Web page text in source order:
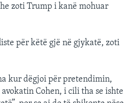
zoti Trump i kanë mohuar
për këtë gjë në gjykatë, zoti
kur dëgjoi për pretendimin,
Cohen, i cili tha se ishte